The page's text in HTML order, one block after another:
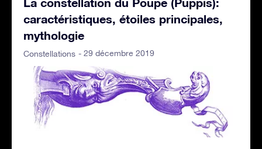
caractéristiques, étoiles principales,
mythologie
Constellations - 29 décembre 2019